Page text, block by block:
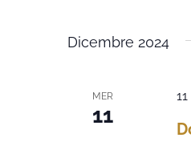
Dicembre 2024
MER
11